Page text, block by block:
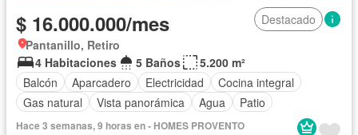
$ 16.000.000/mes
Destacado
Pantanillo, Retiro
4 Habitaciones
5 Baños
5.200 m²
Balcón
Aparcadero Electricidad
Cocina integral
Gas natural
Vista panorámica Agua Patio
Hace 3 semanas, 9 horas en - HOMES PROVENTO